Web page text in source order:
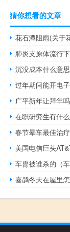
猜你想看的文章
花石潭阻雨(关于
沉没成本什么意
过年期间能开电
广平新年让拜年吗
在职研究生有什
春节晕车最佳治
美国电信巨头
车胄被谁杀的（车
喜鹊冬天在屋里